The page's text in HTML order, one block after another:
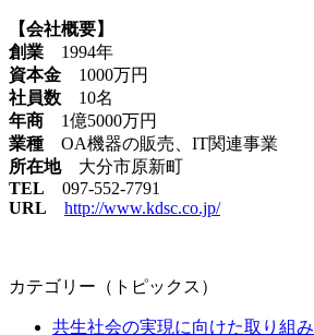
【会社概要】
創業 1994年
資本金 1000万円
社員数 10名
年商 1億5000万円
業種 OA機器の販売、IT関連事業
所在地大分市原新町
TEL 097-552-7791
URL
http://www.kdsc.co.jp/
カテゴリー（トピックス）
共生社会の実現に向けた取り組み